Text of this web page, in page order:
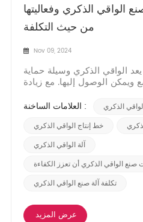
الواقي الذكري وفعاليتها
من حيث التكلفة
Nov 09, 2024
الواقي الذكري وسيلة حماية
الوصول إليها. مع زيادة
وقد أدت هذه الزيادة في
العلامات الساخنة : الذكري
خط إنتاج الواقي الذكري
آلة الواقي الذكري
صنع الواقي الذكري أن تعزز الكفاءة
تكلفة آلة صنع الواقي الذكري
عرض المزيد